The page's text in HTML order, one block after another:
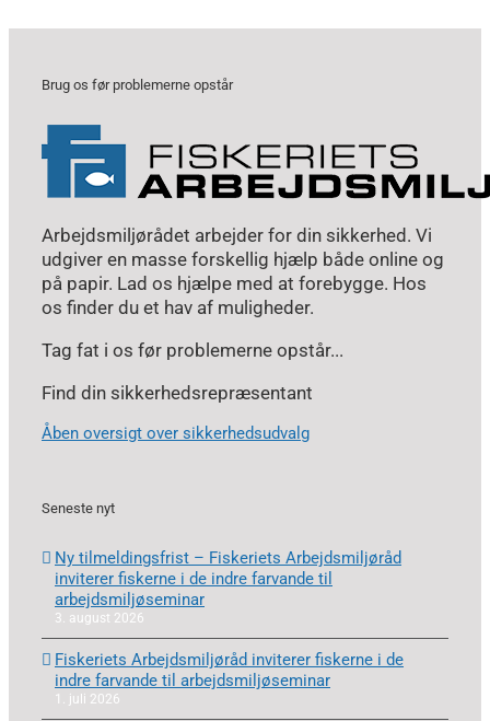
Brug os før problemerne opstår
Arbejdsmiljørådet arbejder for din sikkerhed. Vi
udgiver en masse forskellig hjælp både online og
på papir. Lad os hjælpe med at forebygge. Hos
os finder du et hav af muligheder.
Tag fat i os før problemerne opstår...
Find din sikkerhedsrepræsentant
Åben oversigt over sikkerhedsudvalg
Seneste nyt
Ny tilmeldingsfrist – Fiskeriets Arbejdsmiljøråd
inviterer fiskerne i de indre farvande til
arbejdsmiljøseminar
3. august 2026
Fiskeriets Arbejdsmiljøråd inviterer fiskerne i de
indre farvande til arbejdsmiljøseminar
1. juli 2026